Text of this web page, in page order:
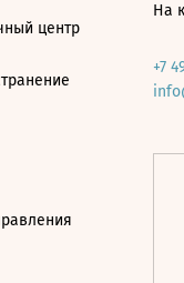
центр
На
+7